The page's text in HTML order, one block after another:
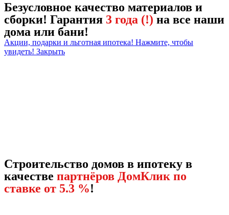
Безусловное качество материалов и
сборки! Гарантия 3 года (!) на все наши
дома или бани!
Акции, подарки и льготная ипотека! Нажмите, чтобы
увидеть! Закрыть
Строительство домов в ипотеку в
качестве партнёров ДомКлик по
ставке от 5.3 %!